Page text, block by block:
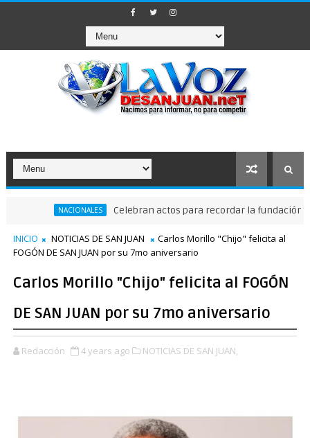
NACIONALES Celebran actos para recordar la fundación de
INICIO NOTICIAS DE SAN JUAN
Carlos Morillo "Chijo" felicita al
FOGÓN DE SAN JUAN por su 7mo aniversario
Carlos Morillo "Chijo" felicita al FOGÓN
DE SAN JUAN por su 7mo aniversario
Redacción 4 years ago NOTICIAS DE SAN JUAN,